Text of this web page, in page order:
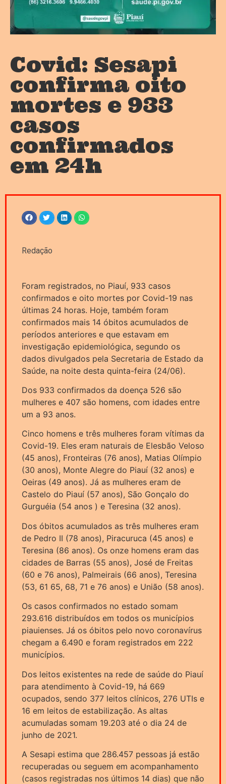
Covid: Sesapi
confirma oito
mortes e 933
casos
confirmados
em 24h
Redação
Foram registrados, no Piauí, 933 casos
confirmados e oito mortes por Covid-19 nas
últimas 24 horas. Hoje, também foram
confirmados mais 14 óbitos acumulados de
períodos anteriores e que estavam em
investigação epidemiológica, segundo os
dados divulgados pela Secretaria de Estado da
Saúde, na noite desta quinta-feira (24/06).
Dos 933 confirmados da doença 526 são
mulheres e 407 são homens, com idades entre
um a 93 anos.
Cinco homens e três mulheres foram vítimas da
Covid-19. Eles eram naturais de Elesbão Veloso
(45 anos), Fronteiras (76 anos), Matias Olímpio
(30 anos), Monte Alegre do Piauí (32 anos) e
Oeiras (49 anos). Já as mulheres eram de
Castelo do Piauí (57 anos), São Gonçalo do
Gurguéia (54 anos ) e Teresina (32 anos).
Dos óbitos acumulados as três mulheres eram
de Pedro II (78 anos), Piracuruca (45 anos) e
Teresina (86 anos). Os onze homens eram das
cidades de Barras (55 anos), José de Freitas
(60 e 76 anos), Palmeirais (66 anos), Teresina
(53, 61 65, 68, 71 e 76 anos) e União (58 anos).
Os casos confirmados no estado somam
293.616 distribuídos em todos os municípios
piauienses. Já os óbitos pelo novo coronavírus
chegam a 6.490 e foram registrados em 222
municípios.
Dos leitos existentes na rede de saúde do Piauí
para atendimento à Covid-19, há 669
ocupados, sendo 377 leitos clínicos, 276 UTIs e
16 em leitos de estabilização. As altas
acumuladas somam 19.203 até o dia 24 de
junho de 2021.
A Sesapi estima que 286.457 pessoas já estão
recuperadas ou seguem em acompanhamento
(casos registradas nos últimos 14 dias) que não